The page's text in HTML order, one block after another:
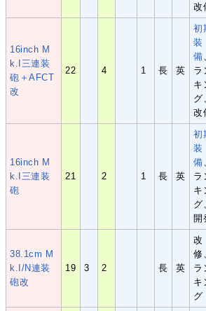
改
16inch M
k.I三連装
砲＋AFCT
改
22 4 1 長 英
初
装
備
ラ
キ
グ
改
16inch M
k.I三連装
砲
21 2 1 長 英
初
装
備
ラ
キ
グ
開
38.1cm M
k.I/N連装
砲改
19 3 2 長 英
改
修
ラ
キ
グ